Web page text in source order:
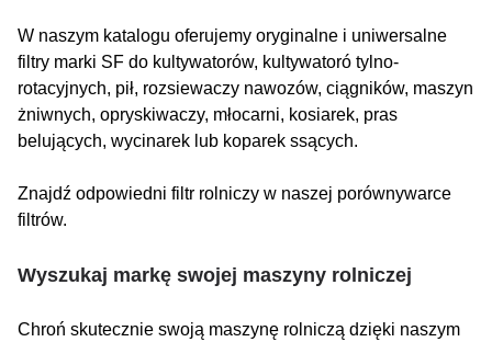
W naszym katalogu oferujemy oryginalne i uniwersalne
filtry marki SF do kultywatorów, kultywatoró tylno-
rotacyjnych, pił, rozsiewaczy nawozów, ciągników, maszyn
żniwnych, opryskiwaczy, młocarni, kosiarek, pras
belujących, wycinarek lub koparek ssących.
Znajdź odpowiedni filtr rolniczy w naszej porównywarce
filtrów.
Wyszukaj markę swojej maszyny rolniczej
Chroń skutecznie swoją maszynę rolniczą dzięki naszym